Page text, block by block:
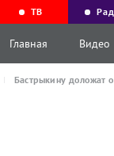
ТВ
Главная Видео
Бастрыкину доложат